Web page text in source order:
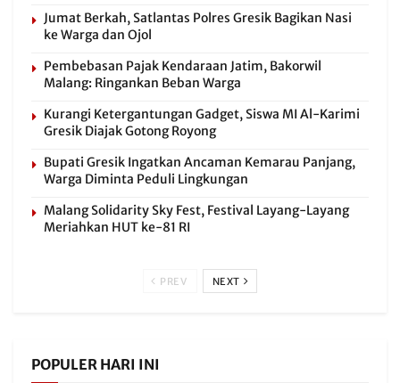
Jumat Berkah, Satlantas Polres Gresik Bagikan Nasi
ke Warga dan Ojol
Pembebasan Pajak Kendaraan Jatim, Bakorwil
Malang: Ringankan Beban Warga
Kurangi Ketergantungan Gadget, Siswa MI Al-Karimi
Gresik Diajak Gotong Royong
Bupati Gresik Ingatkan Ancaman Kemarau Panjang,
Warga Diminta Peduli Lingkungan
Malang Solidarity Sky Fest, Festival Layang-Layang
Meriahkan HUT ke-81 RI
PREV NEXT
POPULER HARI INI